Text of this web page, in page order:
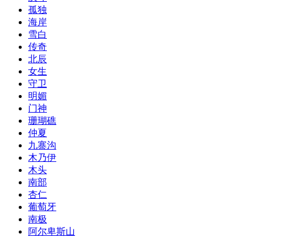
孤独
海岸
雪白
传奇
北辰
女生
守卫
明媚
门神
珊瑚礁
仲夏
九寨沟
木乃伊
木头
南部
杏仁
葡萄牙
南极
阿尔卑斯山